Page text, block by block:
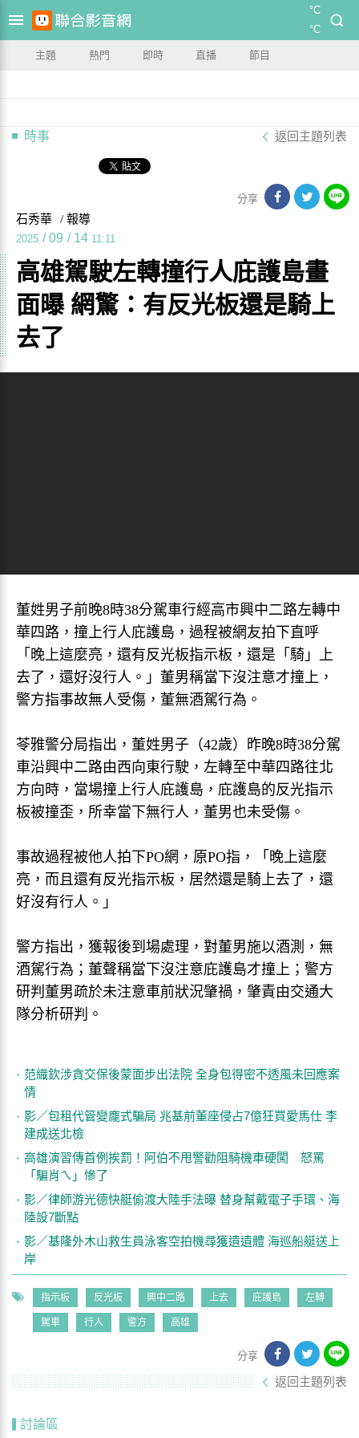
°C
°C
主題 熱門 即時 直播 節目
時事 返回主題列表
分享
石秀華 / 報導
2025 / 09 / 14 11:11
高雄駕駛左轉撞行人庇護島畫
面曝 網驚：有反光板還是騎上
去了
董姓男子前晚8時38分駕車行經高市興中二路左轉中
華四路，撞上行人庇護島，過程被網友拍下直呼
「晚上這麼亮，還有反光板指示板，還是「騎」上
去了，還好沒行人。」董男稱當下沒注意才撞上，
警方指事故無人受傷，董無酒駕行為。
苓雅警分局指出，董姓男子（42歲）昨晚8時38分駕
車沿興中二路由西向東行駛，左轉至中華四路往北
方向時，當場撞上行人庇護島，庇護島的反光指示
板被撞歪，所幸當下無行人，董男也未受傷。
事故過程被他人拍下PO網，原PO指，「晚上這麼
亮，而且還有反光指示板，居然還是騎上去了，還
好沒有行人。」
警方指出，獲報後到場處理，對董男施以酒測，無
酒駕行為；董聲稱當下沒注意庇護島才撞上；警方
研判董男疏於未注意車前狀況肇禍，肇責由交通大
隊分析研判。
范織欽涉貪交保後蒙面步出法院 全身包得密不透風未回應案
情
影／包租代管變龐式騙局 兆基前董座侵占7億狂買愛馬仕 李
建成送北檢
高雄演習傳首例挨罰！阿伯不甩警勸阻騎機車硬闖 怒罵
「騙肖ㄟ」慘了
影／律師游光德快艇偷渡大陸手法曝 替身幫戴電子手環、海
陸設7斷點
影／基隆外木山救生員泳客空拍機尋獲遺遺體 海巡船艇送上
岸
指示板 反光板 興中二路 上去 庇護島 左轉
駕車 行人 警方 高雄
分享
返回主題列表
討論區